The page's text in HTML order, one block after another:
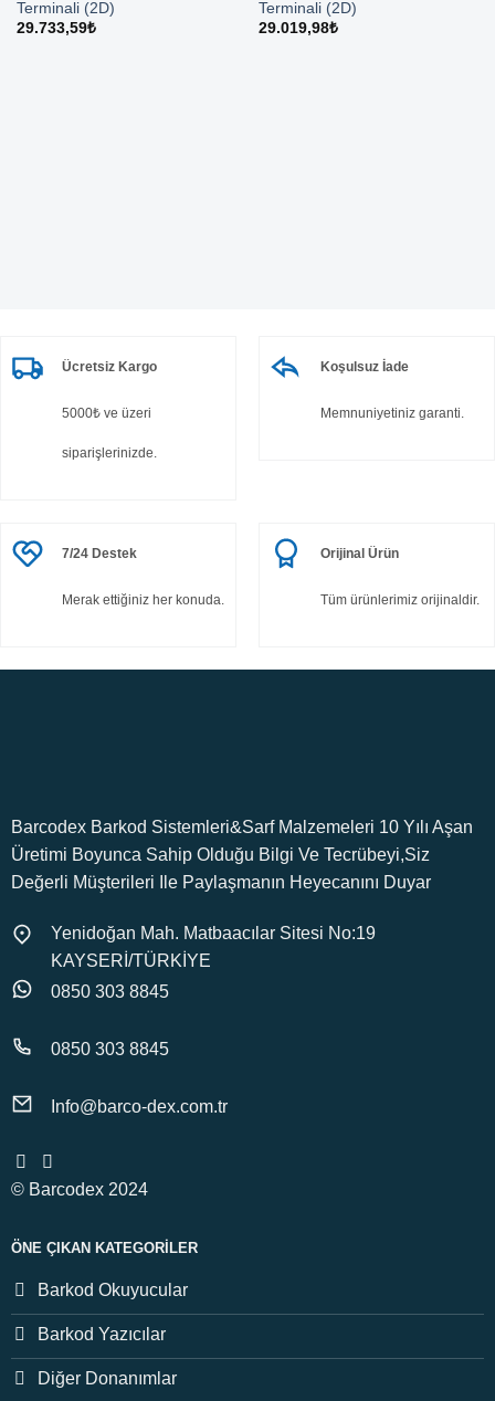
Terminali (2D)
29.733,59₺
Terminali (2D)
29.019,98₺
Ücretsiz Kargo
5000₺ ve üzeri
siparişlerinizde.
Koşulsuz İade
Memnuniyetiniz garanti.
7/24 Destek
Merak ettiğiniz her konuda.
Orijinal Ürün
Tüm ürünlerimiz orijinaldir.
Barcodex Barkod Sistemleri&Sarf Malzemeleri 10 Yılı Aşan
Üretimi Boyunca Sahip Olduğu Bilgi Ve Tecrübeyi,Siz
Değerli Müşterileri Ile Paylaşmanın Heyecanını Duyar
Yenidoğan Mah. Matbaacılar Sitesi No:19
KAYSERİ/TÜRKİYE
0850 303 8845
0850 303 8845
Info@barco-dex.com.tr
© Barcodex 2024
ÖNE ÇIKAN KATEGORILER
Barkod Okuyucular
Barkod Yazıcılar
Diğer Donanımlar